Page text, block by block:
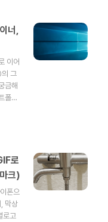
? 창
너 목
해줘
너,
이어
그
금해
폴리
명으
색감
드가
이미
〉,
로
크)
폰으
막상
로고